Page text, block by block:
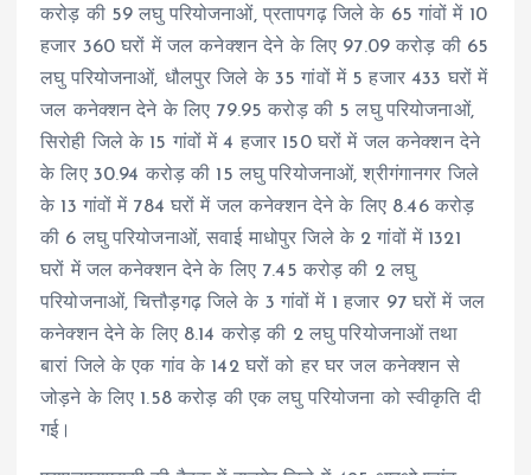
करोड़ की 59 लघु परियोजनाओं, प्रतापगढ़ जिले के 65 गांवों में 10
हजार 360 घरों में जल कनेक्शन देने के लिए 97.09 करोड़ की 65
लघु परियोजनाओं, धौलपुर जिले के 35 गांवों में 5 हजार 433 घरों में
जल कनेक्शन देने के लिए 79.95 करोड़ की 5 लघु परियोजनाओं,
सिरोही जिले के 15 गांवों में 4 हजार 150 घरों में जल कनेक्शन देने
के लिए 30.94 करोड़ की 15 लघु परियोजनाओं, श्रीगंगानगर जिले
के 13 गांवों में 784 घरों में जल कनेक्शन देने के लिए 8.46 करोड़
की 6 लघु परियोजनाओं, सवाई माधोपुर जिले के 2 गांवों में 1321
घरों में जल कनेक्शन देने के लिए 7.45 करोड़ की 2 लघु
परियोजनाओं, चित्तौड़गढ़ जिले के 3 गांवों में 1 हजार 97 घरों में जल
कनेक्शन देने के लिए 8.14 करोड़ की 2 लघु परियोजनाओं तथा
बारां जिले के एक गांव के 142 घरों को हर घर जल कनेक्शन से
जोड़ने के लिए 1.58 करोड़ की एक लघु परियोजना को स्वीकृति दी
गई।